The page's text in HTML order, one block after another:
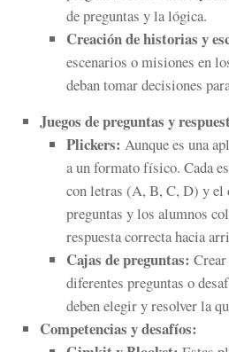
de preguntas y la lógica.
Creación de historias y
escenarios o misiones en
deban tomar decisiones
Juegos de preguntas y
Plickers: Aunque es una
a un formato físico. Cada
con letras (A, B, C, D) y el
preguntas y los alumnos
respuesta correcta hacia
Cajas de preguntas:
diferentes preguntas o
deben elegir y resolver la
Competencias y desafíos: